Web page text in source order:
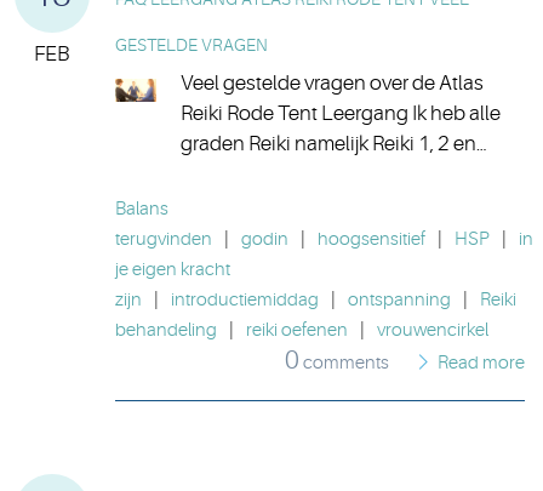
FEB GESTELDE VRAGEN
Veel gestelde vragen over de Atlas
Reiki Rode Tent Leergang Ik heb alle
graden Reiki namelijk Reiki 1, 2 en…
Balans
terugvinden
godin hoogsensitief HSP
in
je eigen kracht
zijn
introductiemiddag ontspanning
Reiki
behandeling
reiki oefenen vrouwencirkel
0 comments Read more